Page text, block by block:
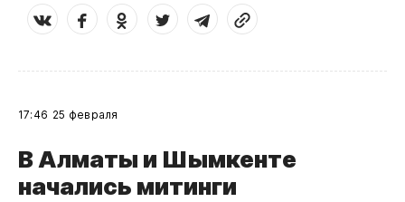
17:46 25 февраля
В Алматы и Шымкенте
начались митинги